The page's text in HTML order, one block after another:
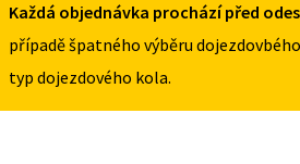
135/80R17
MNOŽSTVÍ
Každá objednávka prochází před
případě špatného výběru
typ dojezdového kola.